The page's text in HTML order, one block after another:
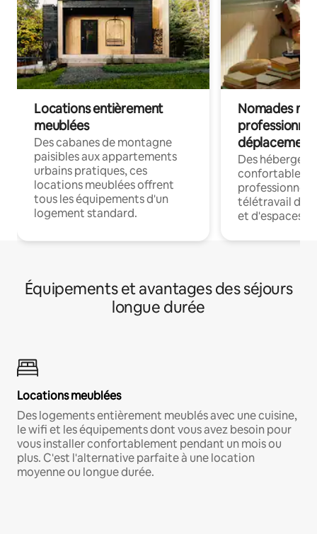
Locations entièrement
meublées
Des cabanes de montagne
paisibles aux appartements
urbains pratiques, ces
locations meublées offrent
tous les équipements d'un
logement standard.
Nomades
déplacement
Des
confortables
professionnels
télétravail
et d'espaces
Équipements et avantages des séjours
longue durée
Locations meublées
Des logements entièrement meublés avec une cuisine,
le wifi et les équipements dont vous avez besoin pour
vous installer confortablement pendant un mois ou
plus. C'est l'alternative parfaite à une location
moyenne ou longue durée.